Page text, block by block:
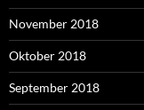
November 2018
Oktober 2018
September 2018